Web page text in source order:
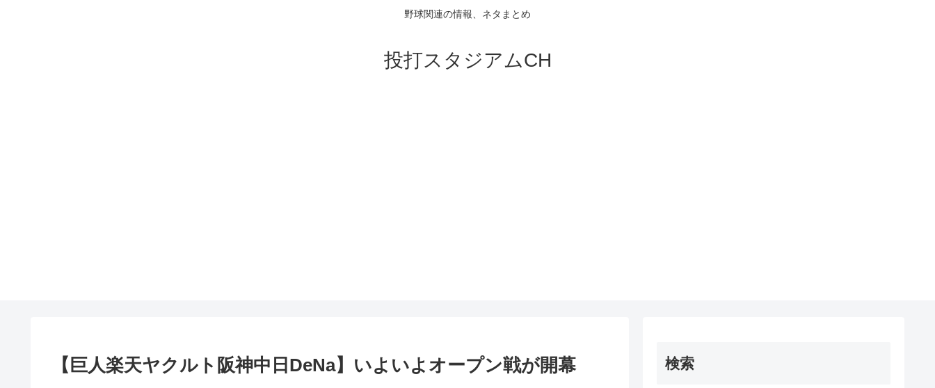
野球関連の情報、ネタまとめ
投打スタジアムCH
【巨人楽天ヤクルト阪神中日DeNa】いよいよオープン戦が開幕 検索